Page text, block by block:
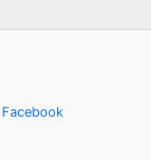
Facebook